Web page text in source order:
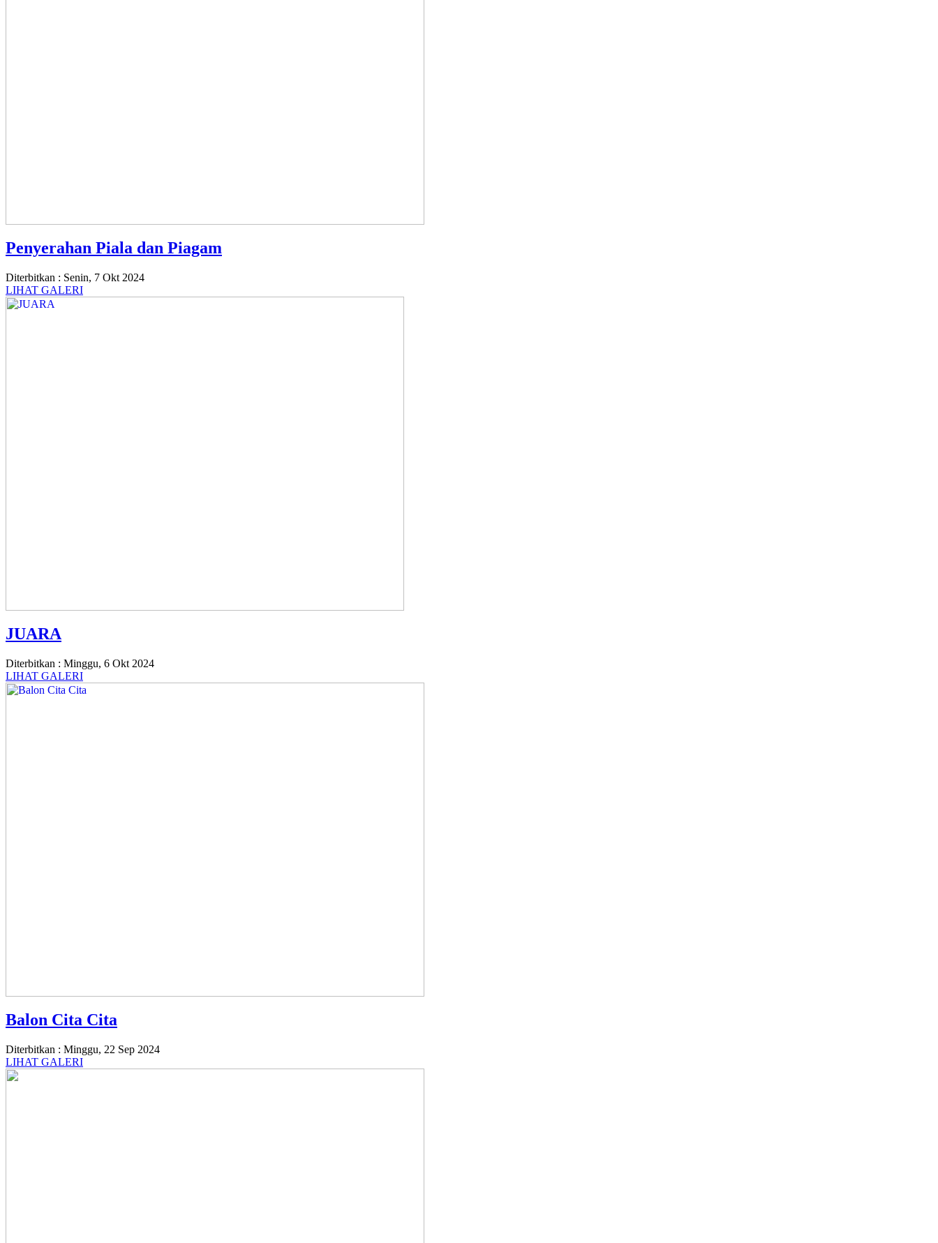
Penyerahan Piala dan Piagam
Diterbitkan : Senin, 7 Okt 2024
LIHAT GALERI
JUARA
Diterbitkan : Minggu, 6 Okt 2024
LIHAT GALERI
Balon Cita Cita
Diterbitkan : Minggu, 22 Sep 2024
LIHAT GALERI